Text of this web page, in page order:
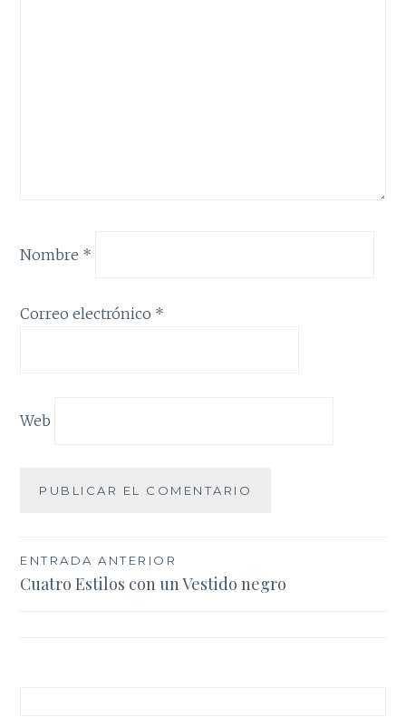
Nombre *
Correo electrónico *
Web
Navegación
de
ENTRADA ANTERIOR
Cuatro Estilos con un Vestido negro